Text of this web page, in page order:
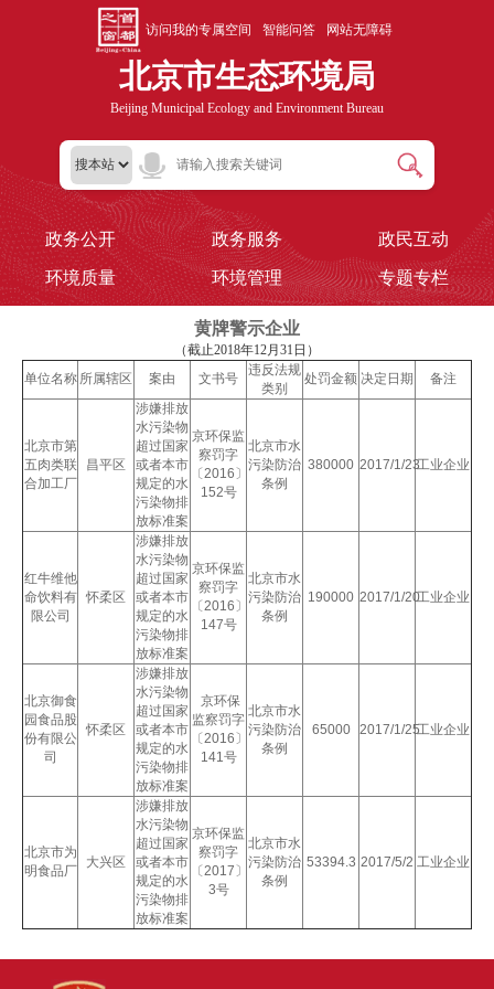
访问我的专属空间 智能问答 网站无障碍
北京市生态环境局
Beijing Municipal Ecology and Environment Bureau
政务公开 政务服务 政民互动
环境质量 环境管理 专题专栏
黄牌警示企业
（截止2018年12月31日）
单位名称 所属辖区 案由 文书号
违反法规
类别
处罚金额 决定日期 备注
北京市第
五肉类联
合加工厂
昌平区
涉嫌排放
水污染物
超过国家
或者本市
规定的水
污染物排
放标准案
京环保监
察罚字
〔2016〕
152号
北京市水
污染防治
条例
380000 2017/1/23工业企业
红牛维他
命饮料有
限公司
怀柔区
涉嫌排放
水污染物
超过国家
或者本市
规定的水
污染物排
放标准案
京环保监
察罚字
〔2016〕
147号
北京市水
污染防治
条例
190000 2017/1/20工业企业
北京御食
园食品股
份有限公
司
怀柔区
涉嫌排放
水污染物
超过国家
或者本市
规定的水
污染物排
放标准案
京环保
监察罚字
〔2016〕
141号
北京市水
污染防治
条例
65000 2017/1/25工业企业
北京市为
明食品厂
大兴区
涉嫌排放
水污染物
超过国家
或者本市
规定的水
污染物排
放标准案
京环保监
察罚字
〔2017〕
3号
北京市水
污染防治
条例
53394.3 2017/5/2 工业企业